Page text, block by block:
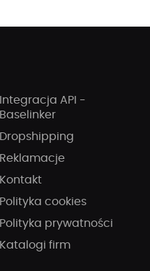
Integracja API -
Baselinker
Dropshipping
Reklamacje
Kontakt
Polityka cookies
Polityka prywatności
Katalogi firm